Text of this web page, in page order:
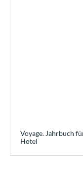
Voyage. Jahrbuch
Hotel